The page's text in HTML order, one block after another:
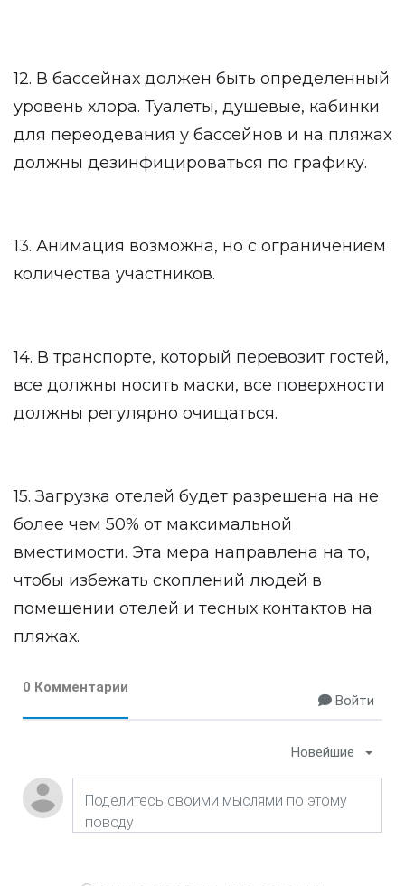
12. В бассейнах должен быть определенный
уровень хлора. Туалеты, душевые, кабинки
для переодевания у бассейнов и на пляжах
должны дезинфицироваться по графику.
13. Анимация возможна, но с ограничением
количества участников.
14. В транспорте, который перевозит гостей,
все должны носить маски, все поверхности
должны регулярно очищаться.
15. Загрузка отелей будет разрешена на не
более чем 50% от максимальной
вместимости. Эта мера направлена на то,
чтобы избежать скоплений людей в
помещении отелей и тесных контактов на
пляжах.
0 Комментарии
Войти
Новейшие